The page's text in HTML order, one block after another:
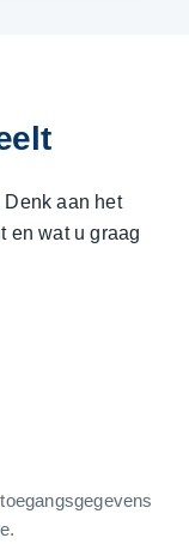
aan het
en wat u graag